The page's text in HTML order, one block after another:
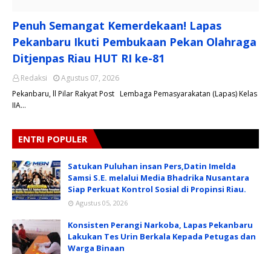
Penuh Semangat Kemerdekaan! Lapas
Pekanbaru Ikuti Pembukaan Pekan Olahraga
Ditjenpas Riau HUT RI ke-81
Redaksi
Agustus 07, 2026
Pekanbaru, ll Pilar Rakyat Post Lembaga Pemasyarakatan (Lapas) Kelas
IIA…
ENTRI POPULER
Satukan Puluhan insan Pers,Datin Imelda
Samsi S.E. melalui Media Bhadrika Nusantara
Siap Perkuat Kontrol Sosial di Propinsi Riau.
Agustus 05, 2026
Konsisten Perangi Narkoba, Lapas Pekanbaru
Lakukan Tes Urin Berkala Kepada Petugas dan
Warga Binaan